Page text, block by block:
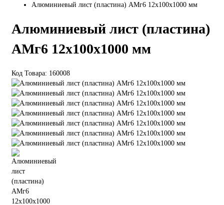
Алюминиевый лист (пластина) АМг6 12х100х1000 мм
Алюминиевый лист (пластина)
АМг6 12х100х1000 мм
Код Товара: 160008